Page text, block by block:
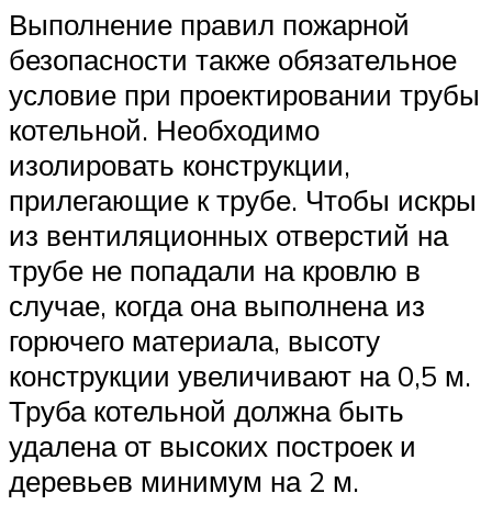
Выполнение правил пожарной
безопасности также обязательное
условие при проектировании трубы
котельной. Необходимо
изолировать конструкции,
прилегающие к трубе. Чтобы искры
из вентиляционных отверстий на
трубе не попадали на кровлю в
случае, когда она выполнена из
горючего материала, высоту
конструкции увеличивают на 0,5 м.
Труба котельной должна быть
удалена от высоких построек и
деревьев минимум на 2 м.